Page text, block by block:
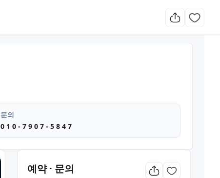
문의
0 1 0 - 7 9 0 7 - 5 8 4 7
예약 · 문의